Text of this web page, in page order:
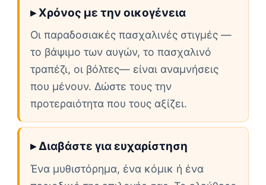
▸ Χρόνος με την οικογένεια
Οι παραδοσιακές πασχαλινές στιγμές —
το βάψιμο των αυγών, το πασχαλινό
τραπέζι, οι βόλτες— είναι αναμνήσεις
που μένουν. Δώστε τους την
προτεραιότητα που τους αξίζει.
▸ Διαβάστε για ευχαρίστηση
Ένα μυθιστόρημα, ένα κόμικ ή ένα